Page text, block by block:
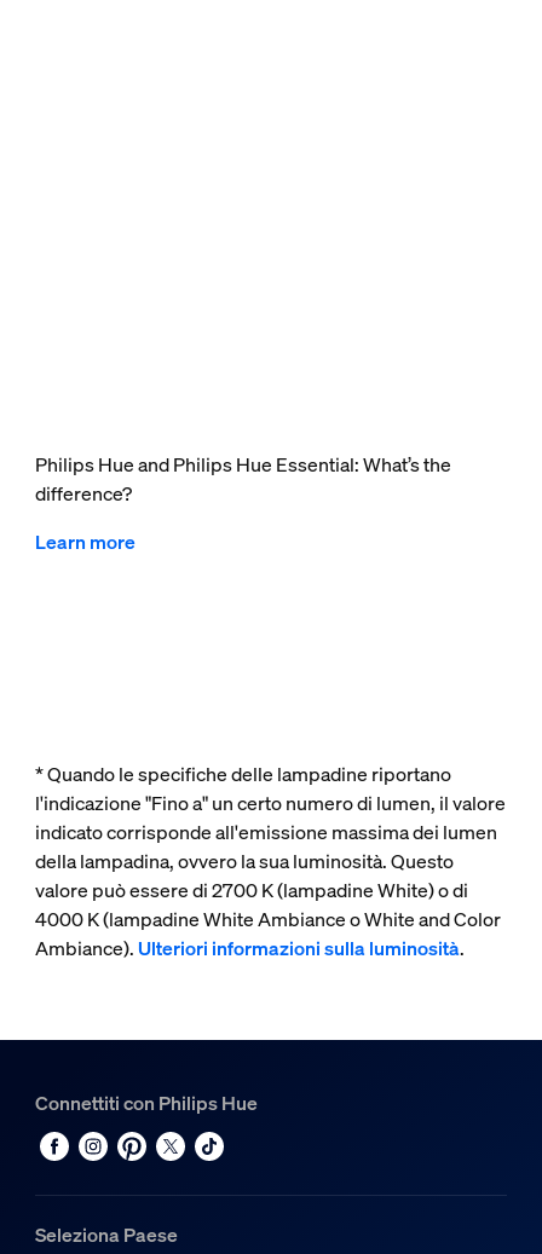
Philips Hue and Philips Hue Essential: What’s the
difference?
Learn more
* Quando le specifiche delle lampadine riportano
l'indicazione "Fino a" un certo numero di lumen, il valore
indicato corrisponde all'emissione massima dei lumen
della lampadina, ovvero la sua luminosità. Questo
valore può essere di 2700 K (lampadine White) o di
4000 K (lampadine White Ambiance o White and Color
Ambiance).Ulteriori informazioni sulla luminosità.
Connettiti con Philips Hue
Seleziona Paese